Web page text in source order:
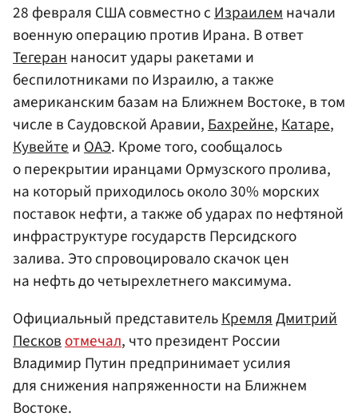
28 февраля США совместно сИзраилемначали
военную операцию против Ирана. В ответ
Тегераннаносит удары ракетами и
беспилотниками по Израилю, а также
американским базам на Ближнем Востоке, в том
числе в Саудовской Аравии,Бахрейне,Катаре,
КувейтеиОАЭ. Кроме того, сообщалось
о перекрытии иранцами Ормузского пролива,
на который приходилось около 30% морских
поставок нефти, а также об ударах по нефтяной
инфраструктуре государств Персидского
залива. Это спровоцировало скачок цен
на нефть до четырехлетнего максимума.
Официальный представительКремляДмитрий
Песковотмечал, что президент России
Владимир Путин предпринимает усилия
для снижения напряженности на Ближнем
Востоке.